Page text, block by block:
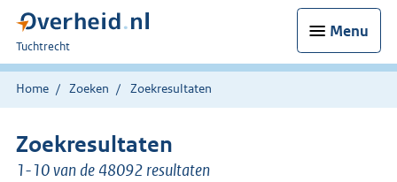
Menu
U
bent
hier:
Tuchtrecht
Home Zoeken Zoekresultaten
Zoekresultaten
1-10 van de 48092 resultaten